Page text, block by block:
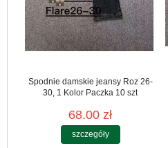
Spodnie damskie jeansy Roz 26-
30, 1 Kolor Paczka 10 szt
68.00 zł
szczegóły